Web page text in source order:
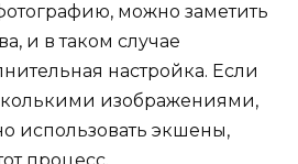
можно заметить
и в таком случае
настройка. Если
изображениями,
использовать экшены,